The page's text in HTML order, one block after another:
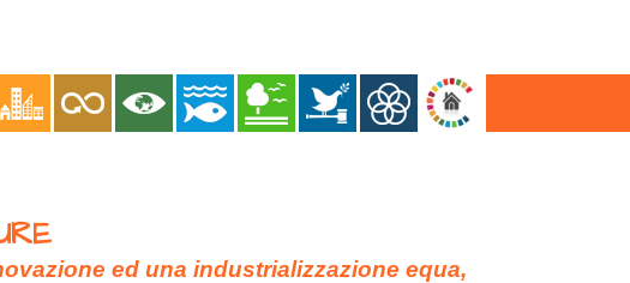
ed una industrializzazione equa,